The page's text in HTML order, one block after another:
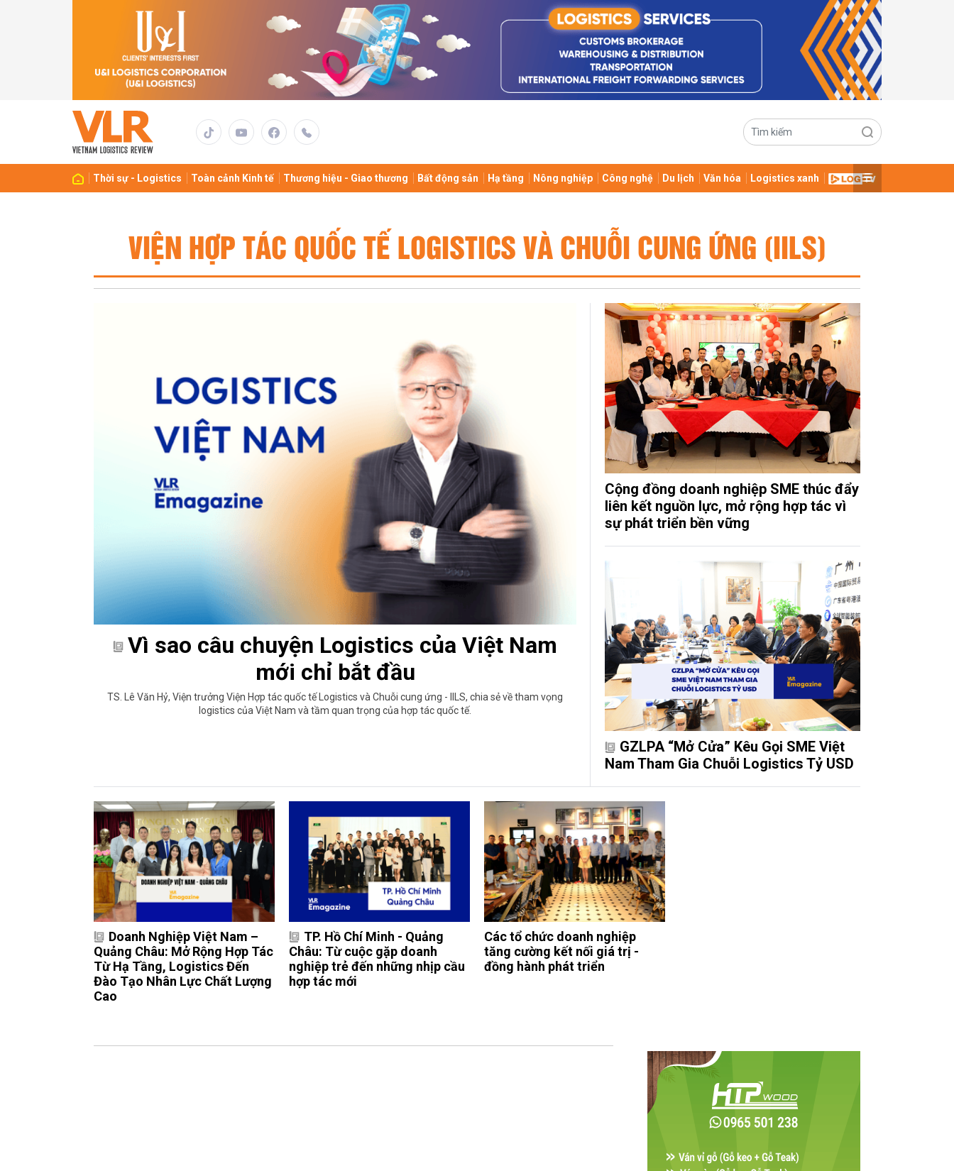
Thời sự - Logistics Toàn cảnh Kinh tế Thương hiệu - Giao thương Bất động sản Hạ tầng Nông nghiệp Công nghệ Du lịch Văn hóa Logistics xanh
VIỆN HỢP TÁC QUỐC TẾ LOGISTICS VÀ CHUỖI CUNG ỨNG (IILS)
Vì sao câu chuyện Logistics của Việt Nam
mới chỉ bắt đầu
TS. Lê Văn Hỷ, Viện trưởng Viện Hợp tác quốc tế Logistics và Chuỗi cung ứng - IILS, chia sẻ về tham vọng
logistics của Việt Nam và tầm quan trọng của hợp tác quốc tế.
Cộng đồng doanh nghiệp SME thúc đẩy
liên kết nguồn lực, mở rộng hợp tác vì
sự phát triển bền vững
GZLPA “Mở Cửa” Kêu Gọi SME Việt
Nam Tham Gia Chuỗi Logistics Tỷ USD
Doanh Nghiệp Việt Nam –
Quảng Châu: Mở Rộng Hợp Tác
Từ Hạ Tầng, Logistics Đến
Đào Tạo Nhân Lực Chất Lượng
Cao
TP. Hồ Chí Minh - Quảng
Châu: Từ cuộc gặp doanh
nghiệp trẻ đến những nhịp cầu
hợp tác mới
Các tổ chức doanh nghiệp
tăng cường kết nối giá trị -
đồng hành phát triển